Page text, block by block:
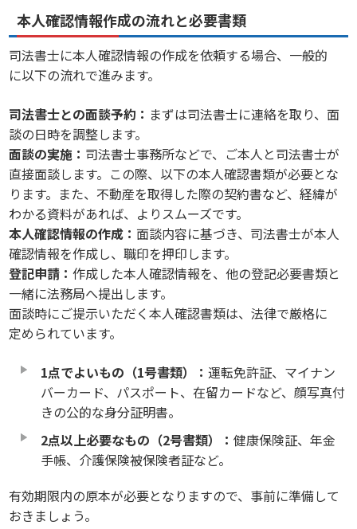
本人確認情報作成の流れと必要書類
司法書士に本人確認情報の作成を依頼する場合、一般的
に以下の流れで進みます。
司法書士との面談予約： まずは司法書士に連絡を取り、面
談の日時を調整します。
面談の実施： 司法書士事務所などで、ご本人と司法書士が
直接面談します。この際、以下の本人確認書類が必要とな
ります。また、不動産を取得した際の契約書など、経緯が
わかる資料があれば、よりスムーズです。
本人確認情報の作成： 面談内容に基づき、司法書士が本人
確認情報を作成し、職印を押印します。
登記申請：作成した本人確認情報を、他の登記必要書類と
一緒に法務局へ提出します。
面談時にご提示いただく本人確認書類は、法律で厳格に
定められています。
1点でよいもの（1号書類）：運転免許証、マイナン
バーカード、パスポート、在留カードなど、顔写真付
きの公的な身分証明書。
2点以上必要なもの（2号書類）：健康保険証、年金
手帳、介護保険被保険者証など。
有効期限内の原本が必要となりますので、事前に準備して
おきましょう。